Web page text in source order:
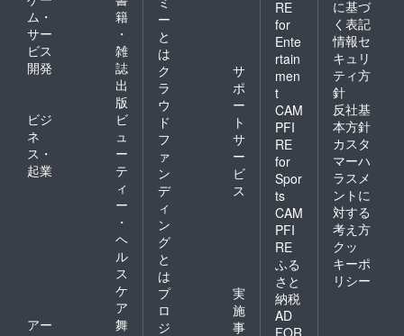
ム・
サー
ビス
開発
籍
・
雑
誌
出
版
ビジ
ネ
ス・
起業
ビ
ュ
ー
テ
ィ
ー
・
ヘ
ル
ス
ケ
ア
アー
舞
ー
と
は
ク
ラ
ウ
ド
フ
ァ
ン
デ
ィ
ン
グ
と
は
サ
ポ
ー
ト
サ
ー
ビ
ス
プ
ロ
ジ
実
施
事
RE
for
Ente
rtain
men
t
CAM
PFI
RE
for
Spor
ts
CAM
PFI
RE
ふる
さと
納税
AD
に基づ
く表記
情報セ
キュリ
ティ方
針
反社基
本方針
カスタ
マーハ
ラスメ
ントに
対する
考え方
クッ
キーポ
リシー